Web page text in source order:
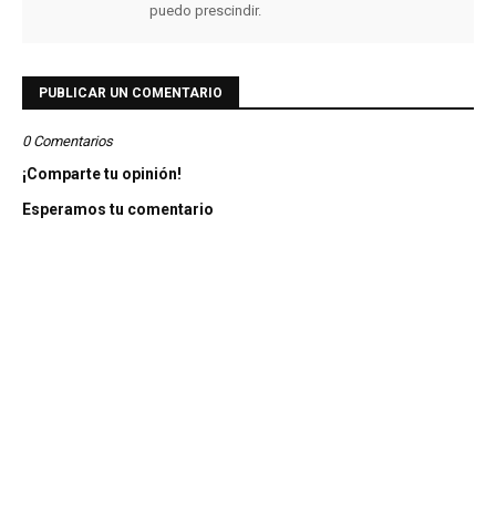
puedo prescindir.
PUBLICAR UN COMENTARIO
0 Comentarios
¡Comparte tu opinión!
Esperamos tu comentario